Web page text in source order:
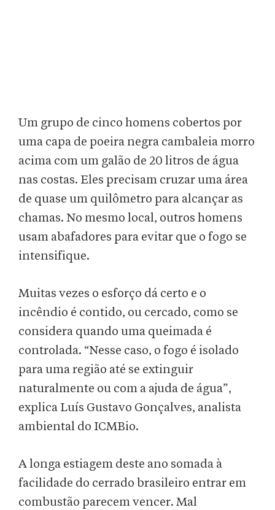
Um grupo de cinco homens cobertos por
uma capa de poeira negra cambaleia morro
acima com um galão de 20 litros de água
nas costas. Eles precisam cruzar uma área
de quase um quilômetro para alcançar as
chamas. No mesmo local, outros homens
usam abafadores para evitar que o fogo se
intensifique.
Muitas vezes o esforço dá certo e o
incêndio é contido, ou cercado, como se
considera quando uma queimada é
controlada. “Nesse caso, o fogo é isolado
para uma região até se extinguir
naturalmente ou com a ajuda de água”,
explica Luís Gustavo Gonçalves, analista
ambiental do ICMBio.
A longa estiagem deste ano somada à
facilidade do cerrado brasileiro entrar em
combustão parecem vencer. Mal